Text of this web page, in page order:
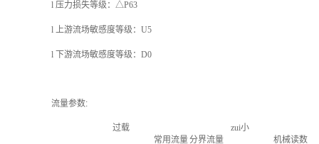
l 压力损失等级：△P63
l 上游流场敏感度等级：U5
l 下游流场敏感度等级：D0
流量参数:
过载
常用流量分界流量
zui小
机械读数